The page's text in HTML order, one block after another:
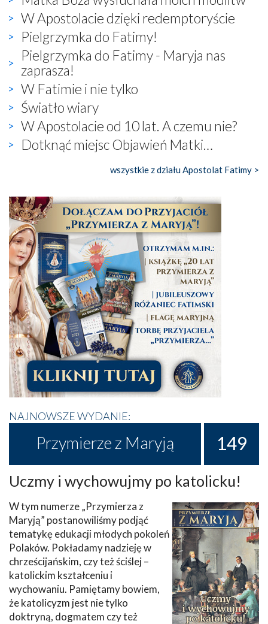
W Apostolacie dzięki redemptoryście
Pielgrzymka do Fatimy!
Pielgrzymka do Fatimy - Maryja nas
zaprasza!
W Fatimie i nie tylko
Światło wiary
W Apostolacie od 10 lat. A czemu nie?
Dotknąć miejsc Objawień Matki…
wszystkie z działu Apostolat Fatimy >
NAJNOWSZE WYDANIE:
Przymierze z Maryją 149
Uczmy i wychowujmy po katolicku!
W tym numerze „Przymierza z
Maryją” postanowiliśmy podjąć
tematykę edukacji młodych pokoleń
Polaków. Pokładamy nadzieję w
chrześcijańskim, czy też ściślej –
katolickim kształceniu i
wychowaniu. Pamiętamy bowiem,
że katolicyzm jest nie tylko
doktryną, dogmatem czy też